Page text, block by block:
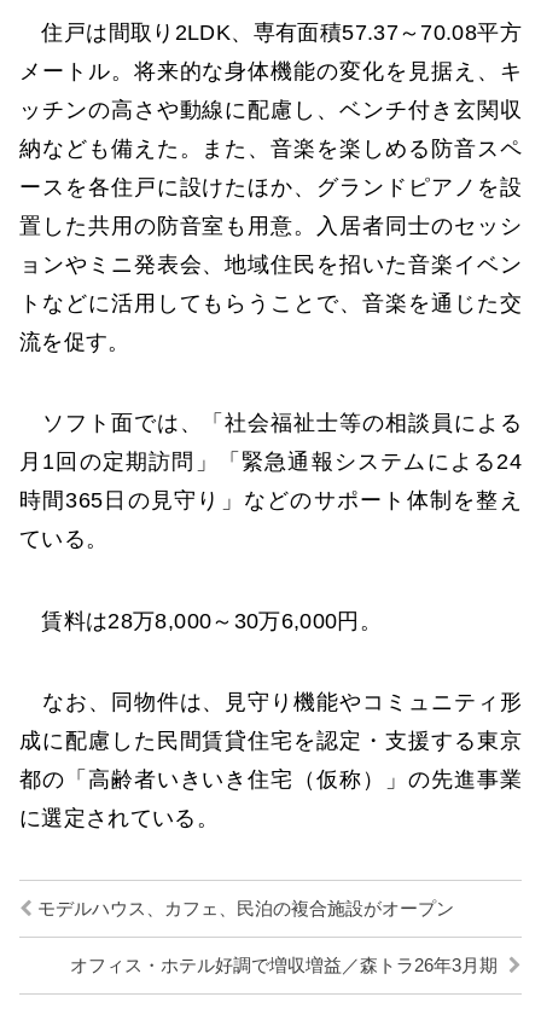
住戸は間取り2LDK、専有面積57.37～70.08平方
メートル。将来的な身体機能の変化を見据え、キ
ッチンの高さや動線に配慮し、ベンチ付き玄関収
納なども備えた。また、音楽を楽しめる防音スペ
ースを各住戸に設けたほか、グランドピアノを設
置した共用の防音室も用意。入居者同士のセッシ
ョンやミニ発表会、地域住民を招いた音楽イベン
トなどに活用してもらうことで、音楽を通じた交
流を促す。
ソフト面では、「社会福祉士等の相談員による
月1回の定期訪問」「緊急通報システムによる24
時間365日の見守り」などのサポート体制を整え
ている。
賃料は28万8,000～30万6,000円。
なお、同物件は、見守り機能やコミュニティ形
成に配慮した民間賃貸住宅を認定・支援する東京
都の「高齢者いきいき住宅（仮称）」の先進事業
に選定されている。
モデルハウス、カフェ、民泊の複合施設がオープン
オフィス・ホテル好調で増収増益／森トラ26年3月期